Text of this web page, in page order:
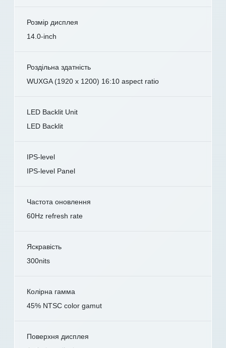
Розмір дисплея
14.0-inch
Роздільна здатність
WUXGA (1920 x 1200) 16:10 aspect ratio
LED Backlit Unit
LED Backlit
IPS-level
IPS-level Panel
Частота оновлення
60Hz refresh rate
Яскравість
300nits
Колірна гамма
45% NTSC color gamut
Поверхня дисплея